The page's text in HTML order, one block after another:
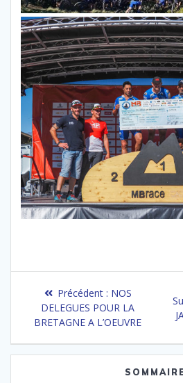
Navigation
l’article
Précédent : Article
précédent
:
NOS
DELEGUES POUR LA
BRETAGNE A L’OEUVRE
SOMMAIRE